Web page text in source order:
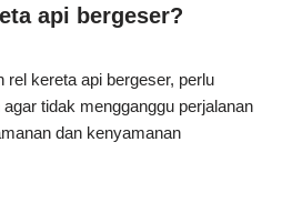
api bergeser?
kereta api bergeser, perlu
tidak mengganggu perjalanan
dan kenyamanan